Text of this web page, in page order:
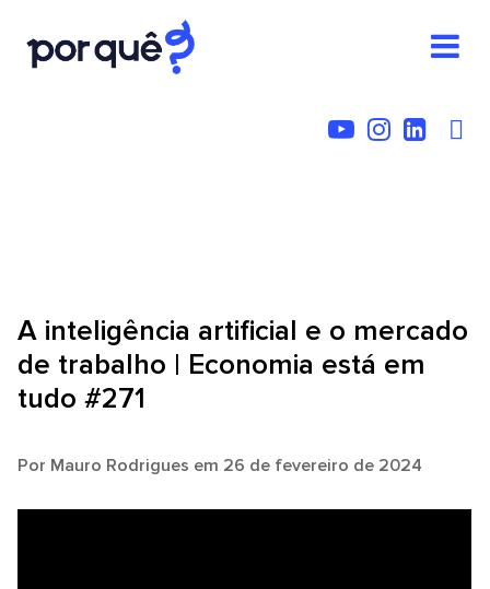
A inteligência artificial e o mercado
de trabalho | Economia está em
tudo #271
Por Mauro Rodrigues em 26 de fevereiro de 2024